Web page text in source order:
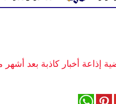
إذاعة أخبار كاذبة بعد أشهر